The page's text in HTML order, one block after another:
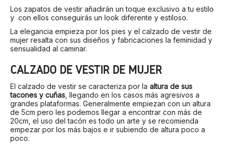
Los zapatos de vestir añadirán un toque exclusivo a tu estilo
y con ellos conseguirás un look diferente y estiloso.
La elegancia empieza por los pies y el calzado de vestir de
mujer resalta con sus diseños y fabricaciones la feminidad y
sensualidad al caminar.
CALZADO DE VESTIR DE MUJER
El calzado de vestir se caracteriza por la altura de sus
tacones y cuñas, llegando en los casos más agresivos a
grandes plataformas. Generalmente empiezan con un altura
de 5cm pero les podemos llegar a encontrar con más de
20cm, el uso del tacón es todo un arte y se recomienda
empezar por los más bajos e ir subiendo de altura poco a
poco.